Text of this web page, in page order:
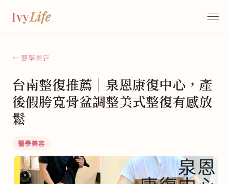
IvyLife
← 醫學美容
台南整復推薦｜泉恩康復中心，產
後假胯寬骨盆調整美式整復有感放
鬆
醫學美容